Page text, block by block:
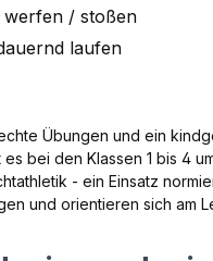
werfen / stoßen
laufen
Übungen und ein
es bei den Klassen 1 bis 4
- ein Einsatz
und orientieren sich am